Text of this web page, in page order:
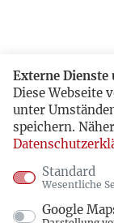
Externe Dienste
Diese Webseite
unter
speichern.
Standard
Wesentliche
Google